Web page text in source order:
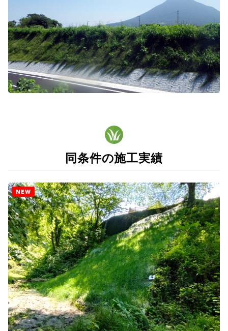
同条件の施工実績
NEW